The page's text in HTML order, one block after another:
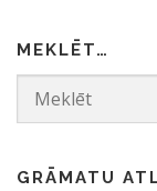
MEKLĒT…
GRĀMATU